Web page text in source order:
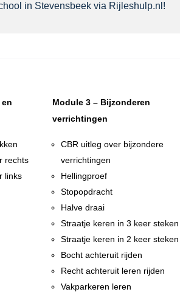
in Stevensbeek via Rijleshulp.nl!
rechts
links
Module 3 – Bijzonderen
verrichtingen
CBR uitleg over bijzondere
verrichtingen
Hellingproef
Stopopdracht
Halve draai
Straatje keren in 3 keer steken
Straatje keren in 2 keer steken
Bocht achteruit rijden
Recht achteruit leren rijden
Vakparkeren leren